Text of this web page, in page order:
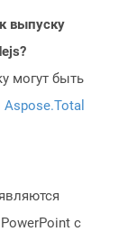
выпуску
могут быть
с